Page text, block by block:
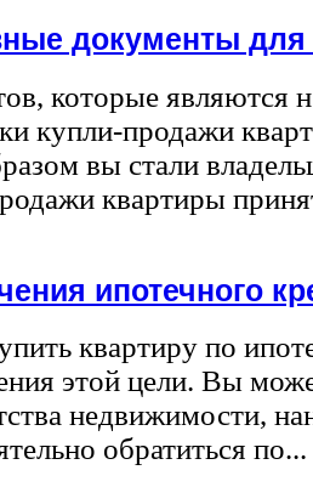
документы
которые являются
купли-продажи
вы стали
квартиры
ипотечного
квартиру по
этой цели. Вы
недвижимости,
обратиться по...